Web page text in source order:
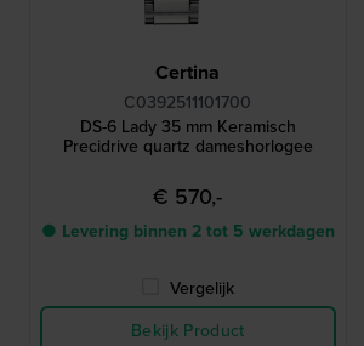
Certina
C0392511101700
DS-6 Lady 35 mm Keramisch
Precidrive quartz dameshorlogee
€ 570,-
● Levering binnen 2 tot 5 werkdagen
Vergelijk
Bekijk Product